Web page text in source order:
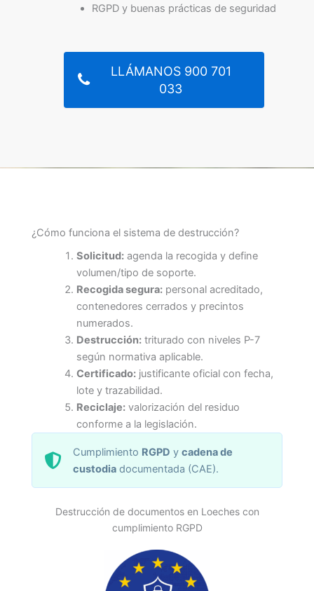
RGPD y buenas prácticas de seguridad
LLÁMANOS 900 701
033
¿Cómo funciona el sistema de destrucción?
Solicitud:agenda la recogida y define
volumen/tipo de soporte.
Recogida segura:personal acreditado,
contenedores cerrados y precintos
numerados.
Destrucción:triturado con niveles P-7
según normativa aplicable.
Certificado:justificante oficial con fecha,
lote y trazabilidad.
Reciclaje:valorización del residuo
conforme a la legislación.
Cumplimiento RGPD ycadena de
custodia documentada (CAE).
Destrucción de documentos en Loeches con
cumplimiento RGPD